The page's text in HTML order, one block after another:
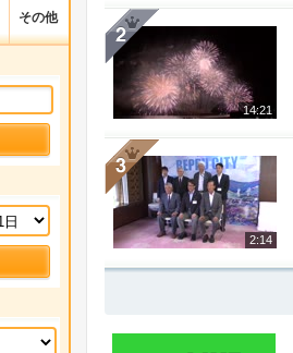
14:21
2:14
その他